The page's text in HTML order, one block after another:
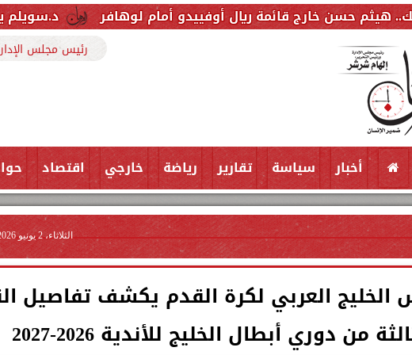
د.سويلم يتابع قائمة ريال أوفييدو أمام لوهافر
رئيس مجلس
أخبار سياسة تقارير رياضة خارجي اقتصاد
الثلاثاء، 2 يونيو 2026
الخليج العربي لكرة القدم يكشف تفاصيل
من دوري أبطال الخليج للأندية 2026-2027